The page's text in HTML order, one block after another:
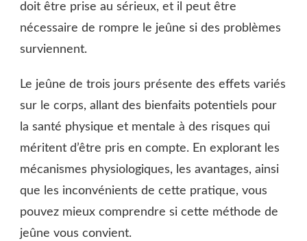
doit être prise au sérieux, et il peut être
nécessaire de rompre le jeûne si des problèmes
surviennent.
Le jeûne de trois jours présente des effets variés
sur le corps, allant des bienfaits potentiels pour
la santé physique et mentale à des risques qui
méritent d’être pris en compte. En explorant les
mécanismes physiologiques, les avantages, ainsi
que les inconvénients de cette pratique, vous
pouvez mieux comprendre si cette méthode de
jeûne vous convient.